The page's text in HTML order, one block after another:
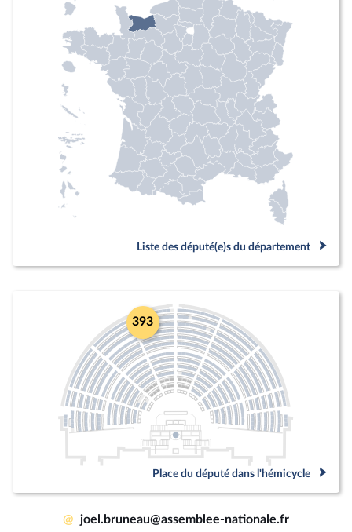
Liste des député(e)s du département
393
Place du député dans l'hémicycle
@ joel.bruneau@assemblee-nationale.fr